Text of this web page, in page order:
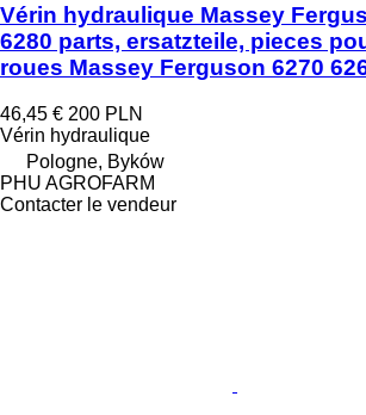
Vérin hydraulique Massey
6280 parts, ersatzteile, pieces
roues Massey Ferguson 6270
46,45 € 200 PLN
Vérin hydraulique
Pologne, Byków
PHU AGROFARM
Contacter le vendeur